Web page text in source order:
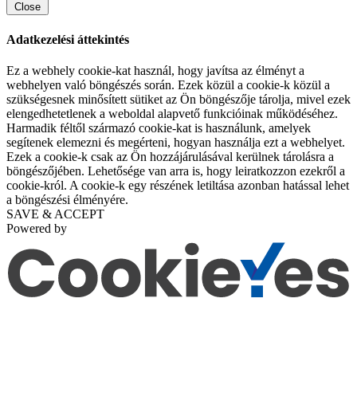
Close
Adatkezelési áttekintés
Ez a webhely cookie-kat használ, hogy javítsa az élményt a
webhelyen való böngészés során. Ezek közül a cookie-k közül a
szükségesnek minősített sütiket az Ön böngészője tárolja, mivel ezek
elengedhetetlenek a weboldal alapvető funkcióinak működéséhez.
Harmadik féltől származó cookie-kat is használunk, amelyek
segítenek elemezni és megérteni, hogyan használja ezt a webhelyet.
Ezek a cookie-k csak az Ön hozzájárulásával kerülnek tárolásra a
böngészőjében. Lehetősége van arra is, hogy leiratkozzon ezekről a
cookie-król. A cookie-k egy részének letiltása azonban hatással lehet
a böngészési élményére.
SAVE & ACCEPT
Powered by